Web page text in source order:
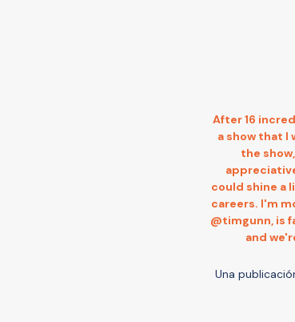
After 16
a show that I
the
could shine a
careers. I'm
@timgunn, is
and
Una